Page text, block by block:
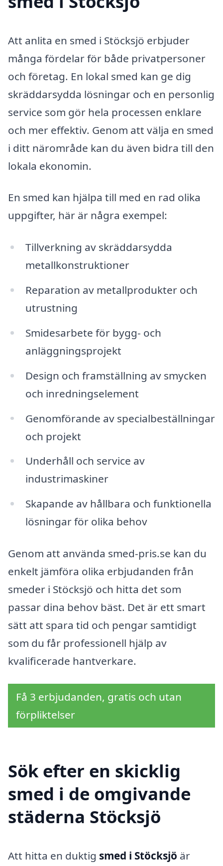
Att anlita en smed i Stöcksjö erbjuder
många fördelar för både privatpersoner
och företag. En lokal smed kan ge dig
skräddarsydda lösningar och en personlig
service som gör hela processen enklare
och mer effektiv. Genom att välja en smed
i ditt närområde kan du även bidra till den
lokala ekonomin.
En smed kan hjälpa till med en rad olika
uppgifter, här är några exempel:
Tillverkning av skräddarsydda
metallkonstruktioner
Reparation av metallprodukter och
utrustning
Smidesarbete för bygg- och
anläggningsprojekt
Design och framställning av smycken
och inredningselement
Genomförande av specialbeställningar
och projekt
Underhåll och service av
industrimaskiner
Skapande av hållbara och funktionella
lösningar för olika behov
Genom att använda smed-pris.se kan du
enkelt jämföra olika erbjudanden från
smeder i Stöcksjö och hitta det som
passar dina behov bäst. Det är ett smart
sätt att spara tid och pengar samtidigt
som du får professionell hjälp av
kvalificerade hantverkare.
Få 3 erbjudanden, gratis och utan
förpliktelser
Sök efter en skicklig
smed i de omgivande
städerna Stöcksjö
Att hitta en duktig smed i Stöcksjö är